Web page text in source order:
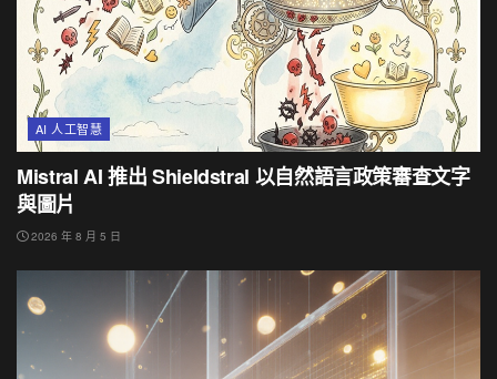
AI 人工智慧
Mistral AI 推出 Shieldstral 以自然語言政策審查文字
與圖片
2026 年 8 月 5 日